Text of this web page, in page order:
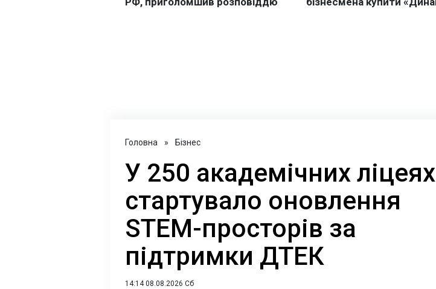
Головна » Бізнес
У 250 академічних ліцеях
стартувало оновлення
STEM-просторів за
підтримки ДТЕК​‌
14:14 08.08.2026 Сб